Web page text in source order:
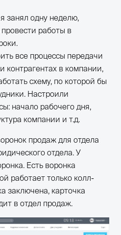
занял одну неделю,
провести работы в
все процессы передачи
контрагентах в компании,
схему, по которой бы
Настроили
начало рабочего дня,
компании и т.д.
продаж для отдела
отдела. У
Есть воронка
работает только колл-
заключена, карточка
в отдел продаж.